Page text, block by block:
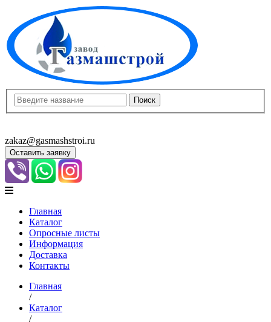
zakaz@gasmashstroi.ru
Оставить заявку
Главная
Каталог
Опросные листы
Информация
Доставка
Контакты
Главная
/
Каталог
/